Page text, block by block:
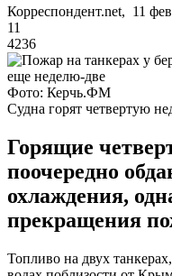
Корреспондент.net, 11
11
4236
Фото: Керчь.ФМ
Судна горят четвертую
Горящие
поочередно
охлаждения,
прекращения
Топливо на двух